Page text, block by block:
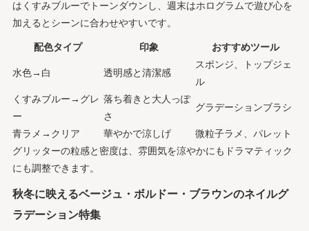
はくすみブルーでトーンダウンし、週末はホログラムで遊び心を
加えるとシーンに合わせやすいです。
配色タイプ 印象 おすすめツール
水色→白 透明感と清潔感
スポンジ、トップジェ
ル
くすみブルー→グレ
ー
落ち着きと大人っぽ
さ
グラデーションブラシ
青ラメ→クリア 華やかで涼しげ
微粒子ラメ、パレット
グリッターの粒感と密度は、雰囲気を涼やかにもドラマティック
にも調整できます。
秋冬に映えるベージュ・ボルドー・ブラウンのネイルグ
ラデーション特集